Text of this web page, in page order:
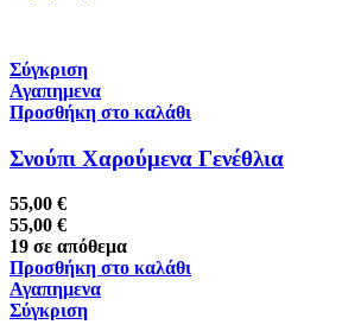
Σύγκριση
Αγαπημενα
Προσθήκη στο καλάθι
Σνούπι Χαρούμενα Γενέθλια
55,00 €
55,00 €
19 σε απόθεμα
Προσθήκη στο καλάθι
Αγαπημενα
Σύγκριση